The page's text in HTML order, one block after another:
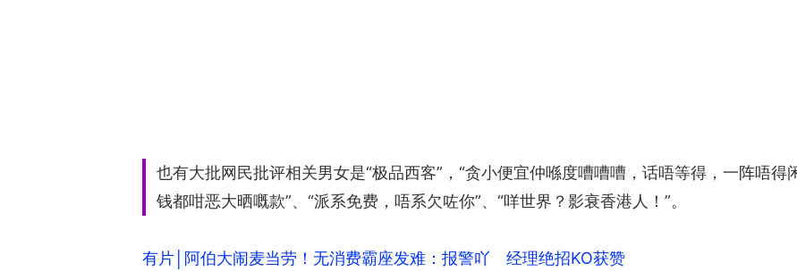
也有大批网民批评相关男女是“极品西客”，“贪小便宜仲喺度嘈嘈嘈，话唔等得，一阵唔得
钱都咁恶大晒嘅款”、“派系免费，唔系欠咗你”、“咩世界？影衰香港人！”。
有片│阿伯大闹麦当劳！无消费霸座发难：报警吖 经理绝招KO获赞